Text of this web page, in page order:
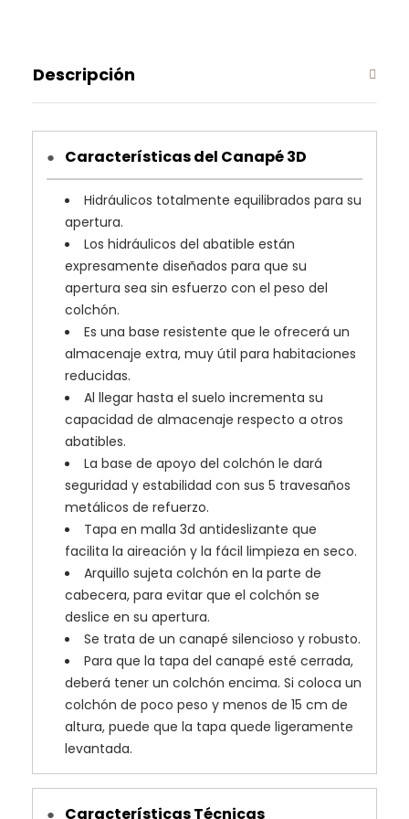
Descripción
● Características del Canapé 3D
Hidráulicos totalmente equilibrados para su
apertura.
Los hidráulicos del abatible están
expresamente diseñados para que su
apertura sea sin esfuerzo con el peso del
colchón.
Es una base resistente que le ofrecerá un
almacenaje extra, muy útil para habitaciones
reducidas.
Al llegar hasta el suelo incrementa su
capacidad de almacenaje respecto a otros
abatibles.
La base de apoyo del colchón le dará
seguridad y estabilidad con sus 5 travesaños
metálicos de refuerzo.
Tapa en malla 3d antideslizante que
facilita la aireación y la fácil limpieza en seco.
Arquillo sujeta colchón en la parte de
cabecera, para evitar que el colchón se
deslice en su apertura.
Se trata de un canapé silencioso y robusto.
Para que la tapa del canapé esté cerrada,
deberá tener un colchón encima. Si coloca un
colchón de poco peso y menos de 15 cm de
altura, puede que la tapa quede ligeramente
levantada.
● Características Técnicas